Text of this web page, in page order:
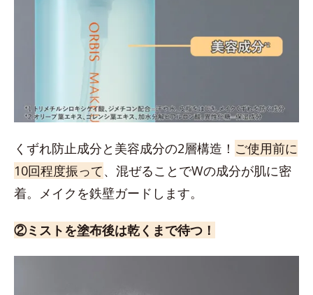
くずれ防止成分と美容成分の2層構造！ ご使用前に
10回程度振って、混ぜることでWの成分が肌に密
着。メイクを鉄壁ガードします。
②ミストを塗布後は乾くまで待つ！